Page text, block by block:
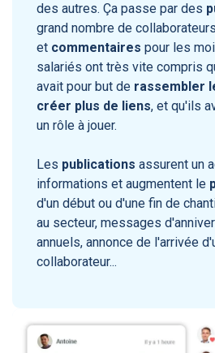
des autres. Ça passe par des
grand nombre de
et commentaires pour les
salariés ont très vite compris
avait pour but de rassembler
créer plus de liens, et qu'ils
un rôle à jouer.
Les publications assurent un
informations et augmentent le
d'un début ou d'une fin de
au secteur, messages
annuels, annonce de l'arrivée
collaborateur...